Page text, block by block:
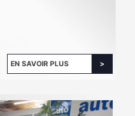
EN SAVOIR PLUS